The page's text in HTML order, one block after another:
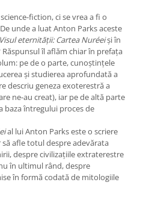
fiction, ci se vrea a fi o
unde a luat Anton Parks aceste
Visul eternității: Cartea Nuréeiși în
îl aflăm chiar în prefața
pe de o parte, cunoștințele
și studierea aprofundată a
descriu geneza exoterestră a
ne-au creat), iar pe de altă parte
baza întregului proces de
al lui Anton Parks este o scriere
afle totul despre adevărata
despre civilizațiile extraterestre
în ultimul rând, despre
în formă codată de mitologiile